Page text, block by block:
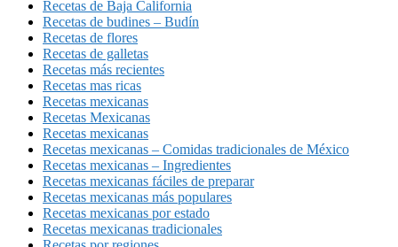
Recetas de Baja California
Recetas de budines – Budín
Recetas de flores
Recetas de galletas
Recetas más recientes
Recetas mas ricas
Recetas mexicanas
Recetas Mexicanas
Recetas mexicanas
Recetas mexicanas – Comidas tradicionales de México
Recetas mexicanas – Ingredientes
Recetas mexicanas fáciles de preparar
Recetas mexicanas más populares
Recetas mexicanas por estado
Recetas mexicanas tradicionales